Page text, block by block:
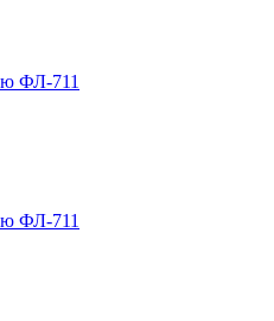
ФЛ-711
ФЛ-711